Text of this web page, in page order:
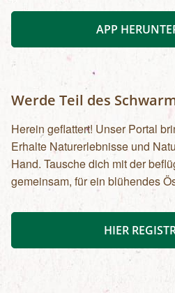
APP
Werde Teil des
Herein geflattert! Unser Portal
Erhalte Naturerlebnisse und
Hand. Tausche dich mit der
gemeinsam, für ein blühendes
HIER